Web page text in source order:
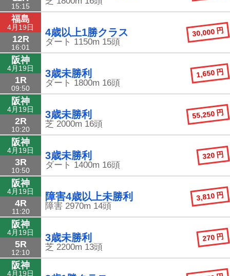
15:15
福島
4月19日
12R
16:01
4歳以上1勝クラス
ダート 1150m 15頭
30,000 円
阪神
4月19日
1R
09:50
3歳未勝利
ダート 1800m 16頭
1,650 円
阪神
4月19日
2R
10:20
3歳未勝利
芝 2000m 16頭
55,250 円
阪神
4月19日
3R
10:50
3歳未勝利
ダート 1400m 16頭
320 円
阪神
4月19日
4R
11:20
障害4歳以上未勝利
障害 2970m 14頭
3,810 円
阪神
4月19日
5R
12:10
3歳未勝利
芝 2200m 13頭
270 円
阪神
4月19日